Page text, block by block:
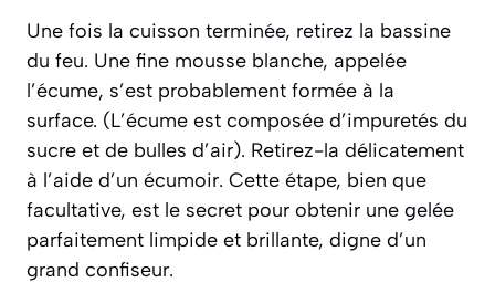
Une fois la cuisson terminée, retirez la bassine
du feu. Une fine mousse blanche, appelée
l’écume, s’est probablement formée à la
surface. (L’écume est composée d’impuretés du
sucre et de bulles d’air). Retirez-la délicatement
à l’aide d’un écumoir. Cette étape, bien que
facultative, est le secret pour obtenir une gelée
parfaitement limpide et brillante, digne d’un
grand confiseur.